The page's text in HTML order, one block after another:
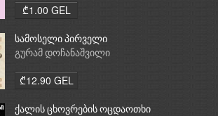
₾1.00 GEL
სამოსელი პირველი
გურამ დოჩანაშვილი
₾12.90 GEL
ქალის ცხოვრების ოცდაოთხი